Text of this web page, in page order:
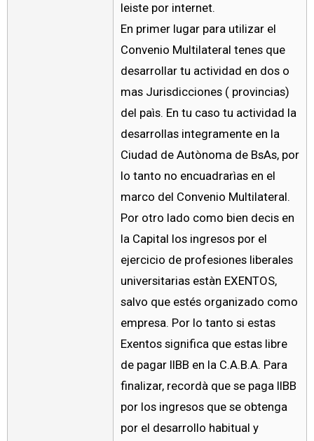
leiste por internet.
En primer lugar para utilizar el
Convenio Multilateral tenes que
desarrollar tu actividad en dos o
mas Jurisdicciones ( provincias)
del paìs. En tu caso tu actividad la
desarrollas integramente en la
Ciudad de Autònoma de BsAs, por
lo tanto no encuadrarìas en el
marco del Convenio Multilateral.
Por otro lado como bien decis en
la Capital los ingresos por el
ejercicio de profesiones liberales
universitarias estàn EXENTOS,
salvo que estés organizado como
empresa. Por lo tanto si estas
Exentos significa que estas libre
de pagar IIBB en la C.A.B.A. Para
finalizar, recordà que se paga IIBB
por los ingresos que se obtenga
por el desarrollo habitual y